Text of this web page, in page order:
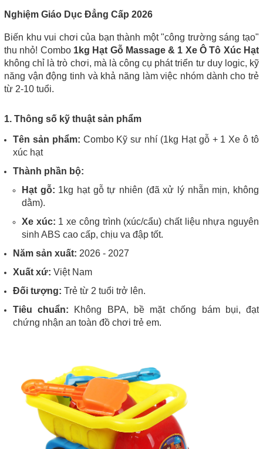
Nghiệm Giáo Dục Đẳng Cấp 2026
Biến khu vui chơi của bạn thành một "công trường sáng tạo"
thu nhỏ! Combo 1kg Hạt Gỗ Massage & 1 Xe Ô Tô Xúc Hạt
không chỉ là trò chơi, mà là công cụ phát triển tư duy logic, kỹ
năng vận động tinh và khả năng làm việc nhóm dành cho trẻ
từ 2-10 tuổi.
1. Thông số kỹ thuật sản phẩm
Tên sản phẩm: Combo Kỹ sư nhí (1kg Hạt gỗ + 1 Xe ô tô
xúc hạt
Thành phần bộ:
Hạt gỗ: 1kg hạt gỗ tự nhiên (đã xử lý nhẵn mịn, không
dằm).
Xe xúc: 1 xe công trình (xúc/cẩu) chất liệu nhựa nguyên
sinh ABS cao cấp, chịu va đập tốt.
Năm sản xuất: 2026 - 2027
Xuất xứ: Việt Nam
Đối tượng: Trẻ từ 2 tuổi trở lên.
Tiêu chuẩn: Không BPA, bề mặt chống bám bụi, đạt
chứng nhận an toàn đồ chơi trẻ em.